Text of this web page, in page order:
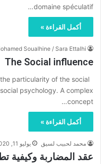
domaine spéculatif…
أكمل القراءة »
Soualhine / Sara Ettalhi
The Social influence
particularity of the social
psychology. A complex
concept…
أكمل القراءة »
محمد لحبيب لسيق يوليو 11, 2020
عقد المضاربة وكيفية